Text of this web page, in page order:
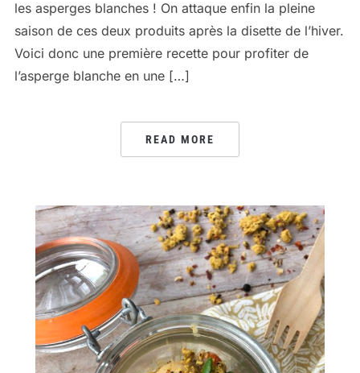
les asperges blanches ! On attaque enfin la pleine
saison de ces deux produits après la disette de l’hiver.
Voici donc une première recette pour profiter de
l’asperge blanche en une […]
READ MORE